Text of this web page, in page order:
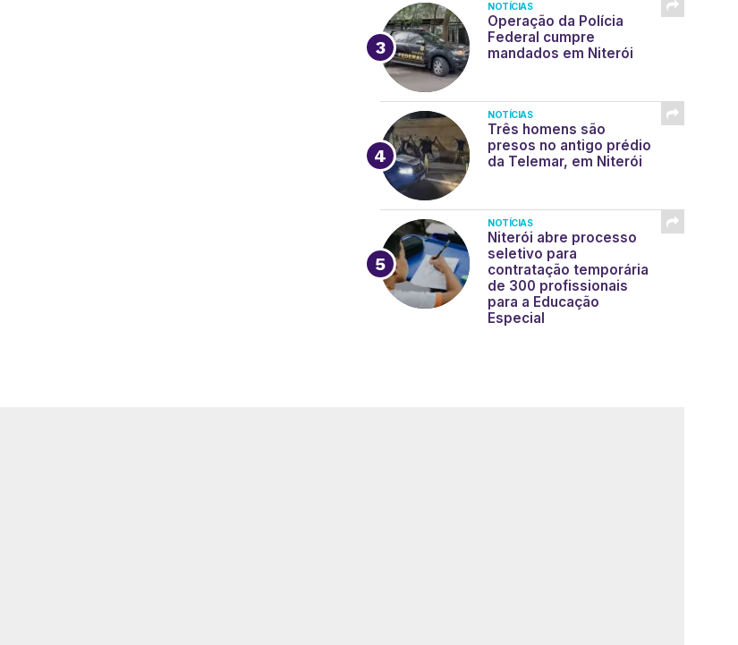
NOTÍCIAS
Operação da Polícia
Federal cumpre
mandados em Niterói
NOTÍCIAS
Três homens são
presos no antigo prédio
da Telemar, em Niterói
NOTÍCIAS
Niterói abre processo
seletivo para
contratação temporária
de 300 profissionais
para a Educação
Especial